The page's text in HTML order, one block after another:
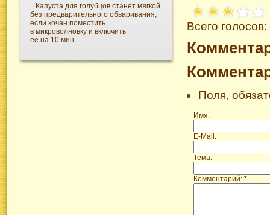
Капуста для голубцов станет мягкой
без предварительного обваривания,
если кочан поместить
в микроволновку и включить
ее на 10 мин.
Всего
Поля,
Имя:
E-Mail:
Тема:
Комментарий: *